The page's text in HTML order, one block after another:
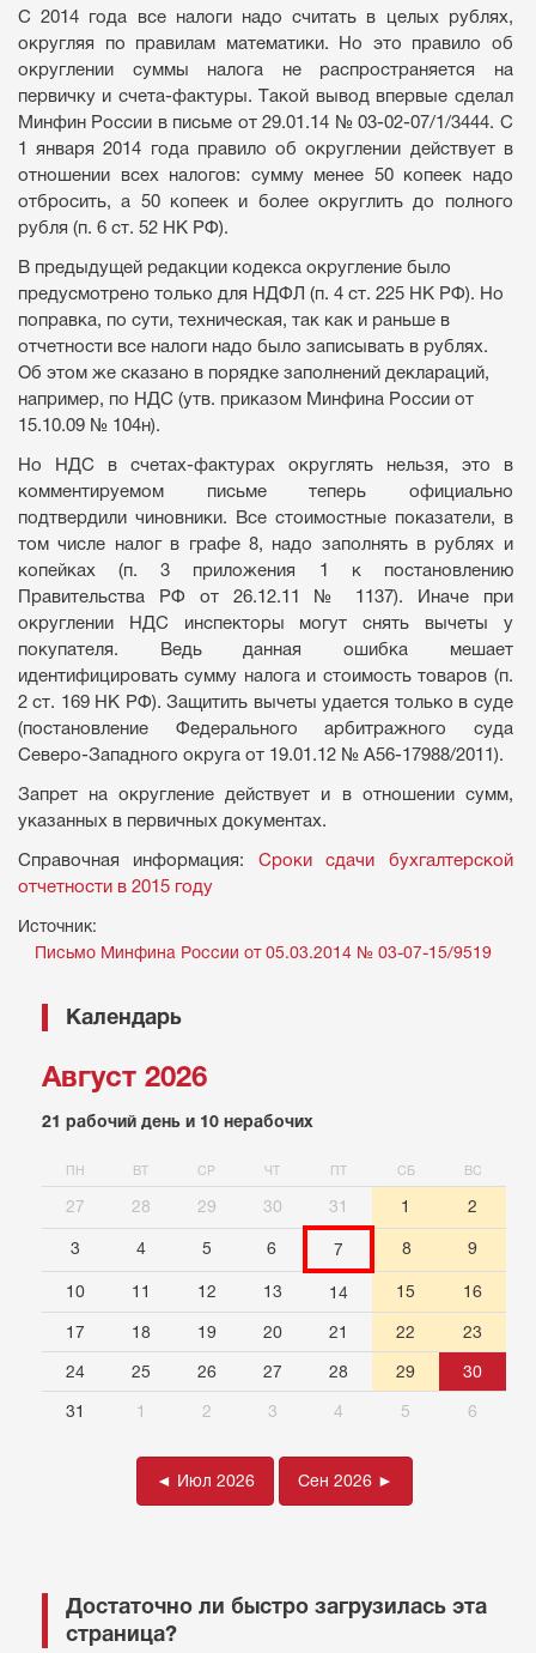
С 2014 года все налоги надо считать в целых рублях,
округляя по правилам математики. Но это правило об
округлении суммы налога не распространяется на
первичку и счета-фактуры. Такой вывод впервые сделал
Минфин России в письме от 29.01.14 № 03-02-07/1/3444. С
1 января 2014 года правило об округлении действует в
отношении всех налогов: сумму менее 50 копеек надо
отбросить, а 50 копеек и более округлить до полного
рубля (п. 6 ст. 52 НК РФ).
В предыдущей редакции кодекса округление было
предусмотрено только для НДФЛ (п. 4 ст. 225 НК РФ). Но
поправка, по сути, техническая, так как и раньше в
отчетности все налоги надо было записывать в рублях.
Об этом же сказано в порядке заполнений деклараций,
например, по НДС (утв. приказом Минфина России от
15.10.09 № 104н).
Но НДС в счетах-фактурах округлять нельзя, это в
комментируемом письме теперь официально
подтвердили чиновники. Все стоимостные показатели, в
том числе налог в графе 8, надо заполнять в рублях и
копейках (п. 3 приложения 1 к постановлению
Правительства РФ от 26.12.11 № 1137). Иначе при
округлении НДС инспекторы могут снять вычеты у
покупателя. Ведь данная ошибка мешает
идентифицировать сумму налога и стоимость товаров (п.
2 ст. 169 НК РФ). Защитить вычеты удается только в суде
(постановление Федерального арбитражного суда
Северо-Западного округа от 19.01.12 № А56-17988/2011).
Запрет на округление действует и в отношении сумм,
указанных в первичных документах.
Справочная информация: Сроки сдачи бухгалтерской
отчетности в 2015 году
Источник:
Письмо Минфина России от 05.03.2014 № 03-07-15/9519
Календарь
Август 2026
21 рабочий день и 10 нерабочих
ПН ВТ СР ЧТ ПТ СБ ВС
27 28 29 30 31 1 2
3 4 5 6 7 8 9
10 11 12 13 14 15 16
17 18 19 20 21 22 23
24 25 26 27 28 29 30
31 1 2 3 4 5 6
◄ Июл 2026 Сен 2026 ►
Достаточно ли быстро загрузилась эта
страница?